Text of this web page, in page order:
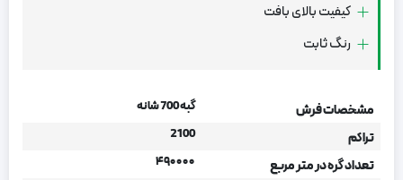
کیفیت بالای بافت
رنگ ثابت
مشخصات فرش گبه 700 شانه
تراکم 2100
تعداد گره در متر مربع ۴۹۰۰۰۰